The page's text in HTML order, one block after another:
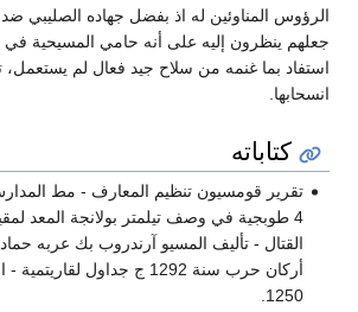
الرؤوس المناوئين له اذ بفضل جهاده الصليبي
استفاد بما غنمه من سلاح جيد فعال لم يستعمل،
انسحابها.
كتاباته
4 طوبجية في وصف تيلمتر بولانجة المعد
القتال - تأليف المسيو آرندروب بك عربه
1250.